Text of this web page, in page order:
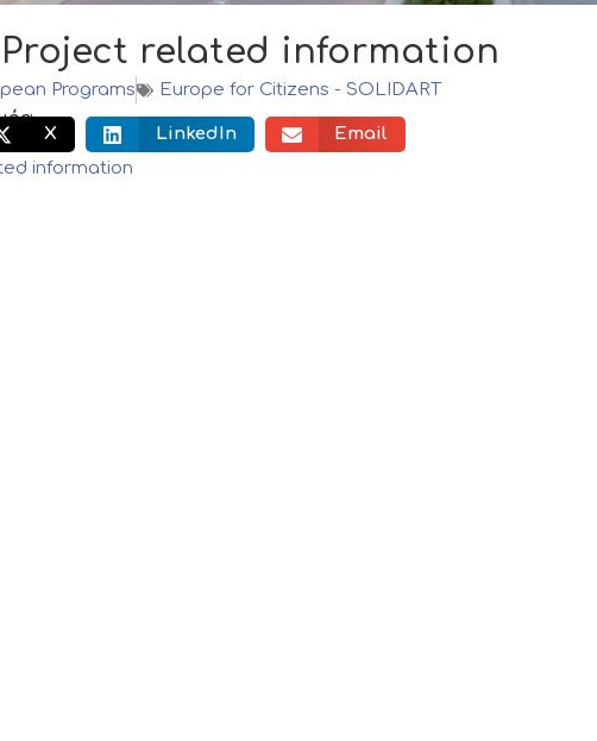
Project related information
Programs
Europe for Citizens - SOLIDART
X LinkedIn
Email
information